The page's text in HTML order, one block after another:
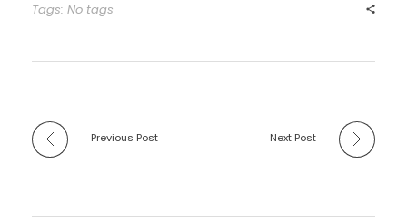
Tags: No tags
Previous Post Next Post